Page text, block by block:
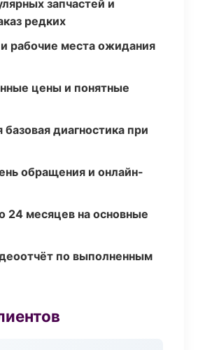
запчастей и
редких
рабочие места ожидания
цены и понятные
базовая диагностика при
обращения и онлайн-
24 месяцев на основные
по выполненным